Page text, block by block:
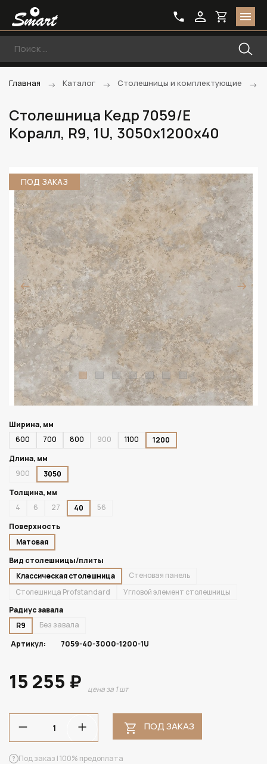
Главная Каталог Столешницы и комплектующие
Столешница Кедр 7059/E
Коралл, R9, 1U, 3050х1200х40
ПОД ЗАКАЗ
Ширина, мм
600
700 800 900 1100
1200
Длина, мм
900
3050
Толщина, мм
4
6 27 40
56
Поверхность
Матовая
Вид столешницы/плиты
Классическая столешница
Стеновая панель
Столешница Profstandard
Угловой элемент столешницы
Радиус завала
R9
Без завала
Артикул:
7059-40-3000-1200-1U
15 255 ₽ цена за 1 шт
ПОД ЗАКАЗ
Под заказ | 100% предоплата